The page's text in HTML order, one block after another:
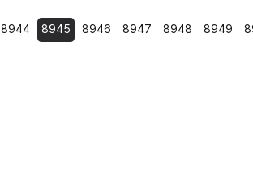
8944 8945 8946 8947 8948 8949